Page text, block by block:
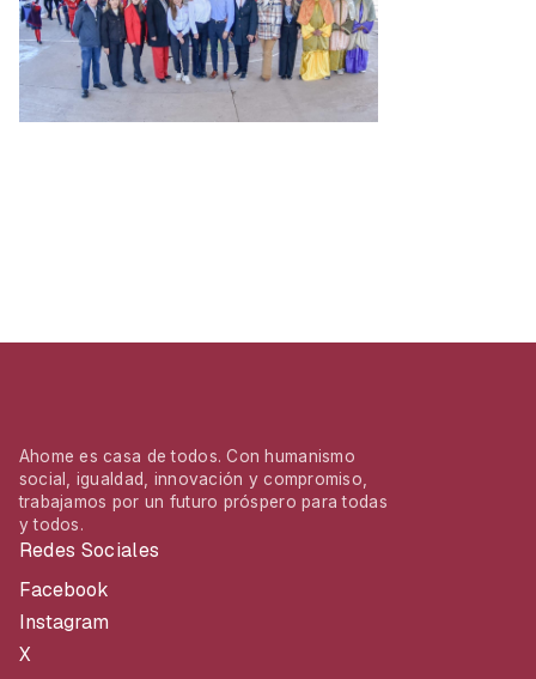
Ahome es casa de todos. Con humanismo
social, igualdad, innovación y compromiso,
trabajamos por un futuro próspero para todas
y todos.
Redes Sociales
Facebook
Instagram
X